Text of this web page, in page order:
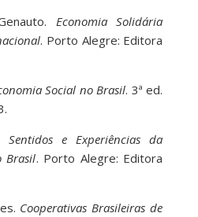
Economia Solidária
. Porto Alegre: Editora
Social no Brasil. 3ª ed.
Sentidos e Experiências da
Brasil. Porto Alegre: Editora
Cooperativas Brasileiras de